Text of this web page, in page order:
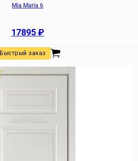
Mia Maria 6
17895₽
Быстрый заказ